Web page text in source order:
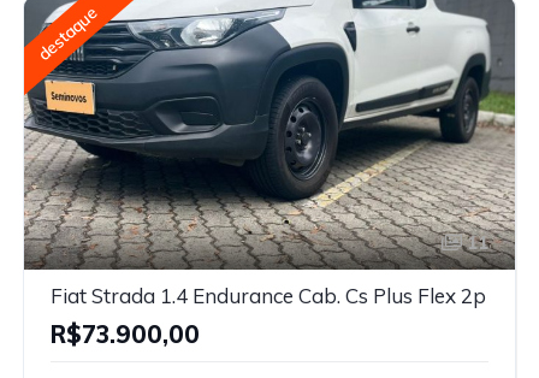
destaque
11
Fiat Strada 1.4 Endurance Cab. Cs Plus Flex 2p
R$73.900,00